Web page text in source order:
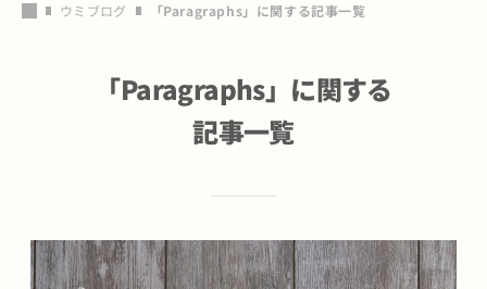
ウミブログ 「Paragraphs」に関する記事一覧
「Paragraphs」に関する
記事一覧
ウミメンバーが選ぶ個人的に好きなDrupalモジュール